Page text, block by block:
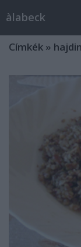
àlabeck
Címkék »